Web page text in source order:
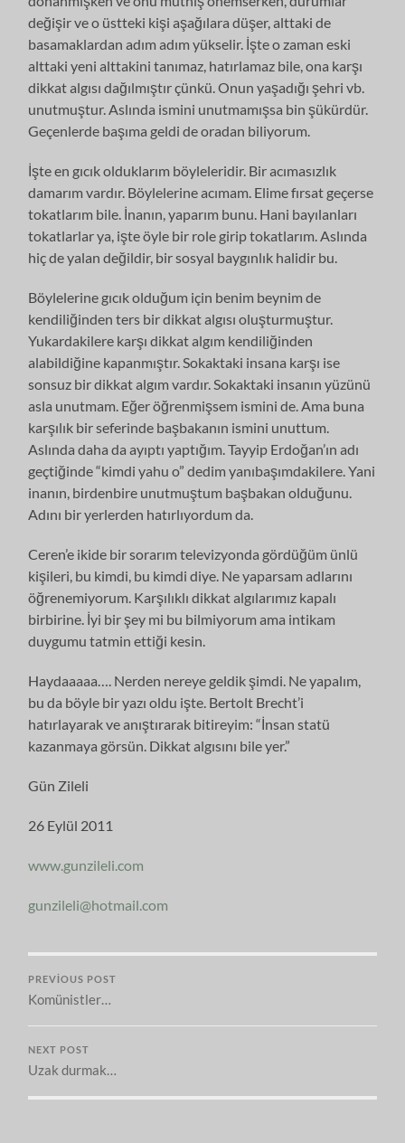
değişir ve o üstteki kişi aşağılara düşer, alttaki de
basamaklardan adım adım yükselir. İşte o zaman eski
alttaki yeni alttakini tanımaz, hatırlamaz bile, ona karşı
dikkat algısı dağılmıştır çünkü. Onun yaşadığı şehri vb.
unutmuştur. Aslında ismini unutmamışsa bin şükürdür.
Geçenlerde başıma geldi de oradan biliyorum.
İşte en gıcık olduklarım böyleleridir. Bir acımasızlık
damarım vardır. Böylelerine acımam. Elime fırsat geçerse
tokatlarım bile. İnanın, yaparım bunu. Hani bayılanları
tokatlarlar ya, işte öyle bir role girip tokatlarım. Aslında
hiç de yalan değildir, bir sosyal baygınlık halidir bu.
Böylelerine gıcık olduğum için benim beynim de
kendiliğinden ters bir dikkat algısı oluşturmuştur.
Yukardakilere karşı dikkat algım kendiliğinden
alabildiğine kapanmıştır. Sokaktaki insana karşı ise
sonsuz bir dikkat algım vardır. Sokaktaki insanın yüzünü
asla unutmam. Eğer öğrenmişsem ismini de. Ama buna
karşılık bir seferinde başbakanın ismini unuttum.
Aslında daha da ayıptı yaptığım. Tayyip Erdoğan’ın adı
geçtiğinde “kimdi yahu o” dedim yanıbaşımdakilere. Yani
inanın, birdenbire unutmuştum başbakan olduğunu.
Adını bir yerlerden hatırlıyordum da.
Ceren’e ikide bir sorarım televizyonda gördüğüm ünlü
kişileri, bu kimdi, bu kimdi diye. Ne yaparsam adlarını
öğrenemiyorum. Karşılıklı dikkat algılarımız kapalı
birbirine. İyi bir şey mi bu bilmiyorum ama intikam
duygumu tatmin ettiği kesin.
Haydaaaaa…. Nerden nereye geldik şimdi. Ne yapalım,
bu da böyle bir yazı oldu işte. Bertolt Brecht’i
hatırlayarak ve anıştırarak bitireyim: “İnsan statü
kazanmaya görsün. Dikkat algısını bile yer.”
Gün Zileli
26 Eylül 2011
www.gunzileli.com
gunzileli@hotmail.com
PREVIOUS POST
Komünistler…
NEXT POST
Uzak durmak…